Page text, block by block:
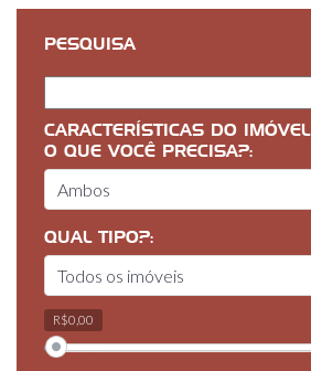
PESQUISA
CARACTERÍSTICAS DO IMÓVEL
O QUE VOCÊ PRECISA?:
QUAL TIPO?:
R$0,00